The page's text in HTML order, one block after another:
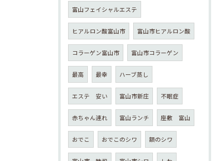
富山フェイシャルエステ
ヒアルロン酸富山市 富山市ヒアルロン酸
コラーゲン富山市 富山市コラーゲン
最高 最幸 ハーブ蒸し
エステ 安い 富山市新庄 不眠症
赤ちゃん連れ 富山ランチ 座敷 富山
おでこ おでこのシワ 額のシワ